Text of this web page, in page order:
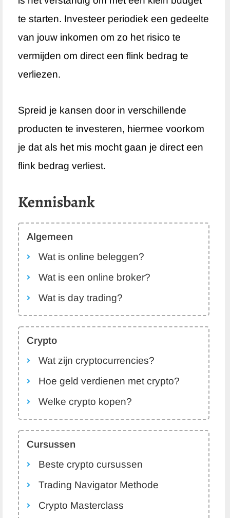
te starten. Investeer periodiek een gedeelte
van jouw inkomen om zo het risico te
vermijden om direct een flink bedrag te
verliezen.
Spreid je kansen door in verschillende
producten te investeren, hiermee voorkom
je dat als het mis mocht gaan je direct een
flink bedrag verliest.
Kennisbank
Algemeen
Wat is online beleggen?
Wat is een online broker?
Wat is day trading?
Crypto
Wat zijn cryptocurrencies?
Hoe geld verdienen met crypto?
Welke crypto kopen?
Cursussen
Beste crypto cursussen
Trading Navigator Methode
Crypto Masterclass